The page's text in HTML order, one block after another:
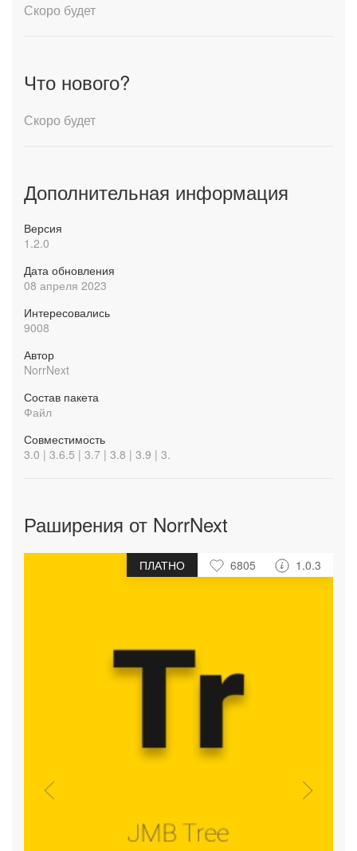
Скоро будет
Что нового?
Скоро будет
Дополнительная информация
Версия
1.2.0
Дата обновления
08 апреля 2023
Интересовались
9008
Автор
NorrNext
Состав пакета
Файл
Совместимость
3.0 | 3.6.5 | 3.7 | 3.8 | 3.9 | 3.
Раширения от NorrNext
ПЛАТНО 6805 1.0.3